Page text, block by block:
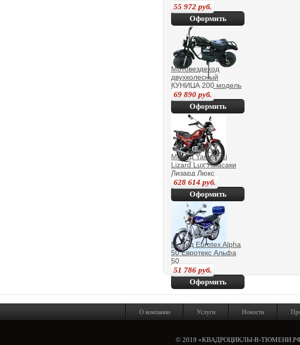
55 972 руб.
Оформить
Мотовездеход
двухколесный
КУНИЦА 200 модель
2012 года
69 890 руб.
Оформить
покупку
Мопед Yamasaki
Lizard Lux Ямасаки
Лизард Люкс
628 614 руб.
Оформить
покупку
Мопед Eurotex Alpha
50 Евротекс Альфа
50
51 786 руб.
Оформить
покупку
О компании Услуги Новости
© 2019 «КВАДРОЦИКЛЫ-В-